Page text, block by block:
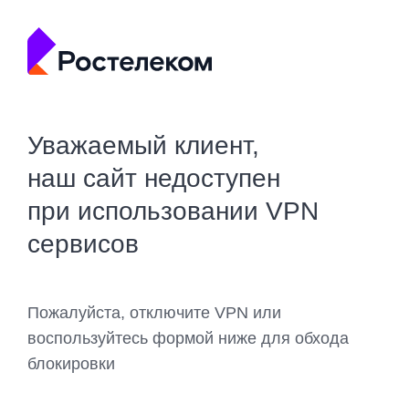
Уважаемый клиент,
наш сайт недоступен
при использовании VPN
сервисов
Пожалуйста, отключите VPN или
воспользуйтесь формой ниже для обхода
блокировки